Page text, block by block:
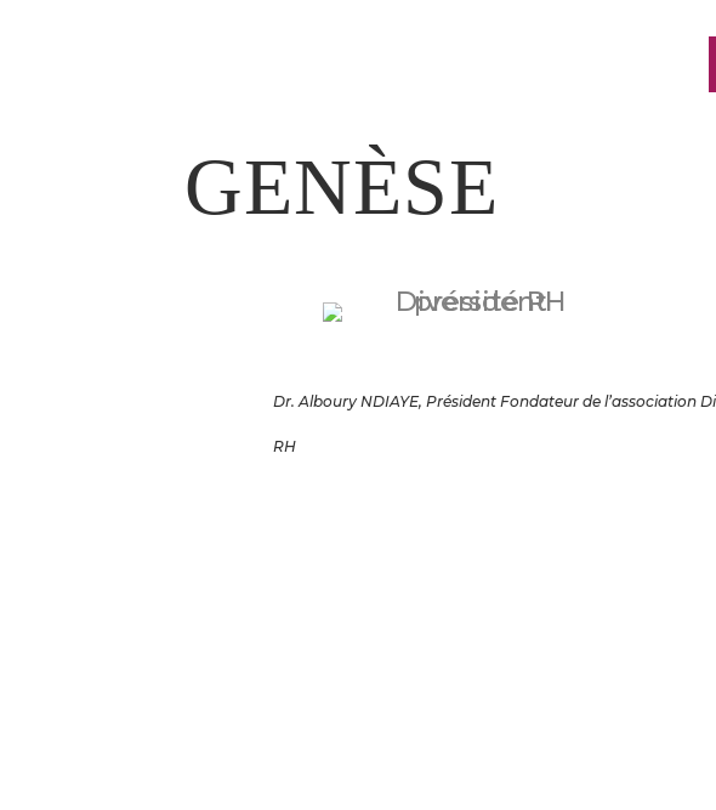
GENÈSE
Dr. Alboury NDIAYE, Président Fondateur de l’association
RH